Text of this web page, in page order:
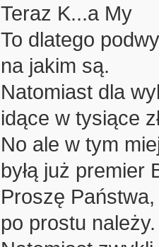
Teraz K...a My
To dlatego
na jakim są.
Natomiast dla
idące w tysiące
No ale w tym
byłą już premier
Proszę
po prostu należy.